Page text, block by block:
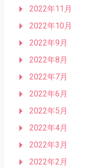
2022年11月
2022年10月
2022年9月
2022年8月
2022年7月
2022年6月
2022年5月
2022年4月
2022年3月
2022年2月